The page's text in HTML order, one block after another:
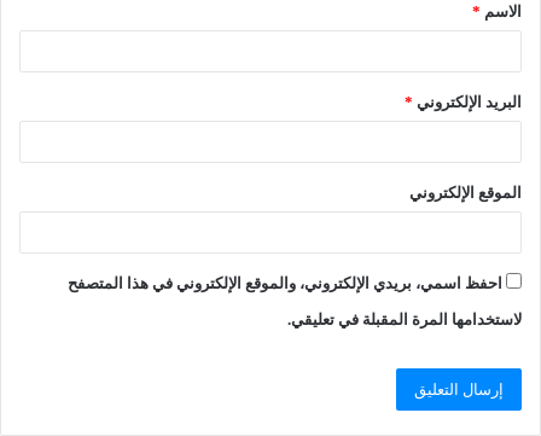
الاسم *
البريد الإلكتروني *
الموقع الإلكتروني
احفظ اسمي، بريدي الإلكتروني، والموقع الإلكتروني في هذا المتصفح
لاستخدامها المرة المقبلة في تعليقي.